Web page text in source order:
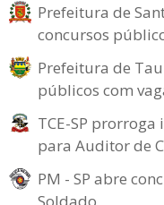
Prefeitura de
concursos
Prefeitura de
públicos com
TCE-SP
para Auditor de
PM - SP abre